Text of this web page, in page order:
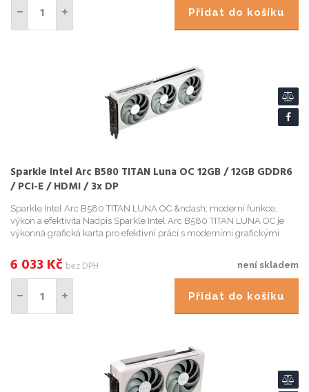
Přidat do košíku
Sparkle Intel Arc B580 TITAN Luna OC 12GB / 12GB GDDR6
/ PCI-E / HDMI / 3x DP
Sparkle Intel Arc B580 TITAN LUNA OC &ndash; moderní funkce,
výkon a efektivita Nadpis Sparkle Intel Arc B580 TITAN LUNA OC je
výkonná grafická karta pro efektivní práci s moderními grafickými
není skladem
6 033 Kč bez DPH
Přidat do košíku